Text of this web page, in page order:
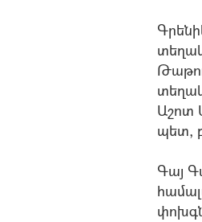
Աշոտ
պետ,
Գայ